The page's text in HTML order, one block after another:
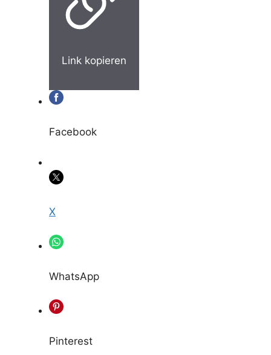
Link kopieren
Facebook
X
WhatsApp
Pinterest